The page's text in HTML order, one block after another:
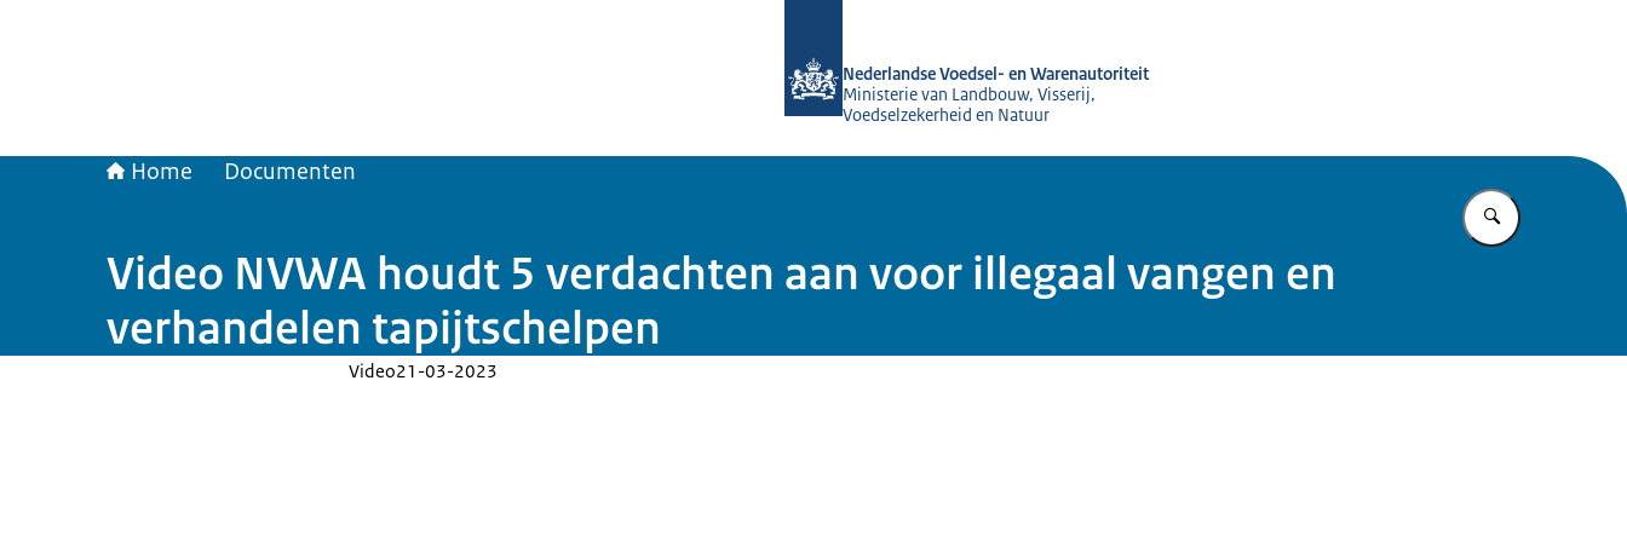
Nederlandse Voedsel- en Warenautoriteit
Ministerie van Landbouw, Visserij,
Voedselzekerheid en Natuur
Home Documenten
Vul in wat u
Video NVWA houdt 5 verdachten aan voor illegaal vangen en
verhandelen tapijtschelpen
Video21-03-2023